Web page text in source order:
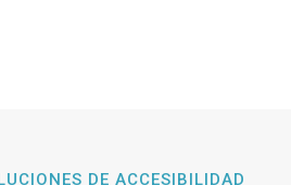
DE ACCESIBILIDAD